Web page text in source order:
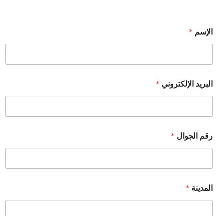
الإسم *
البريد الإلكتروني *
رقم الجوال *
المدينة *